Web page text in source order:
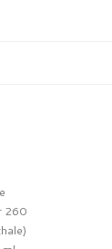
260